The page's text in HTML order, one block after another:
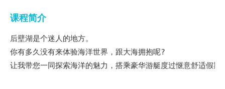
课程简介
后壁湖是个迷人的地方。
你有多久没有来体验海洋世界，跟大海拥抱呢?
让我带您一同探索海洋的魅力，搭乘豪华游艇度过惬意舒适假